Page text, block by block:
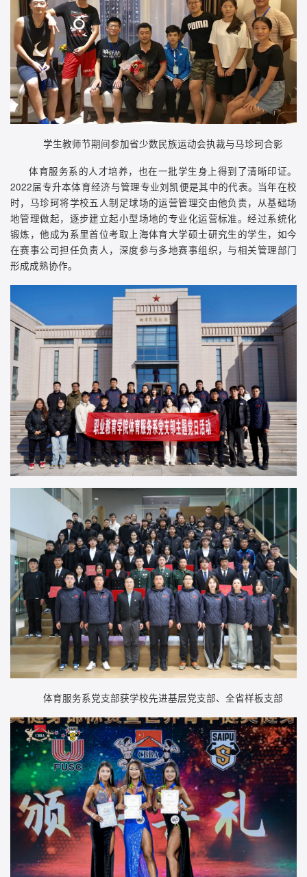
学生教师节期间参加省少数民族运动会执裁与马珍珂合影
体育服务系的人才培养，也在一批学生身上得到了清晰印证。
2022届专升本体育经济与管理专业刘凯便是其中的代表。当年在校
时，马珍珂将学校五人制足球场的运营管理交由他负责，从基础场
地管理做起，逐步建立起小型场地的专业化运营标准。经过系统化
锻炼，他成为系里首位考取上海体育大学硕士研究生的学生，如今
在赛事公司担任负责人，深度参与多地赛事组织，与相关管理部门
形成成熟协作。
体育服务系党支部获学校先进基层党支部、全省样板支部